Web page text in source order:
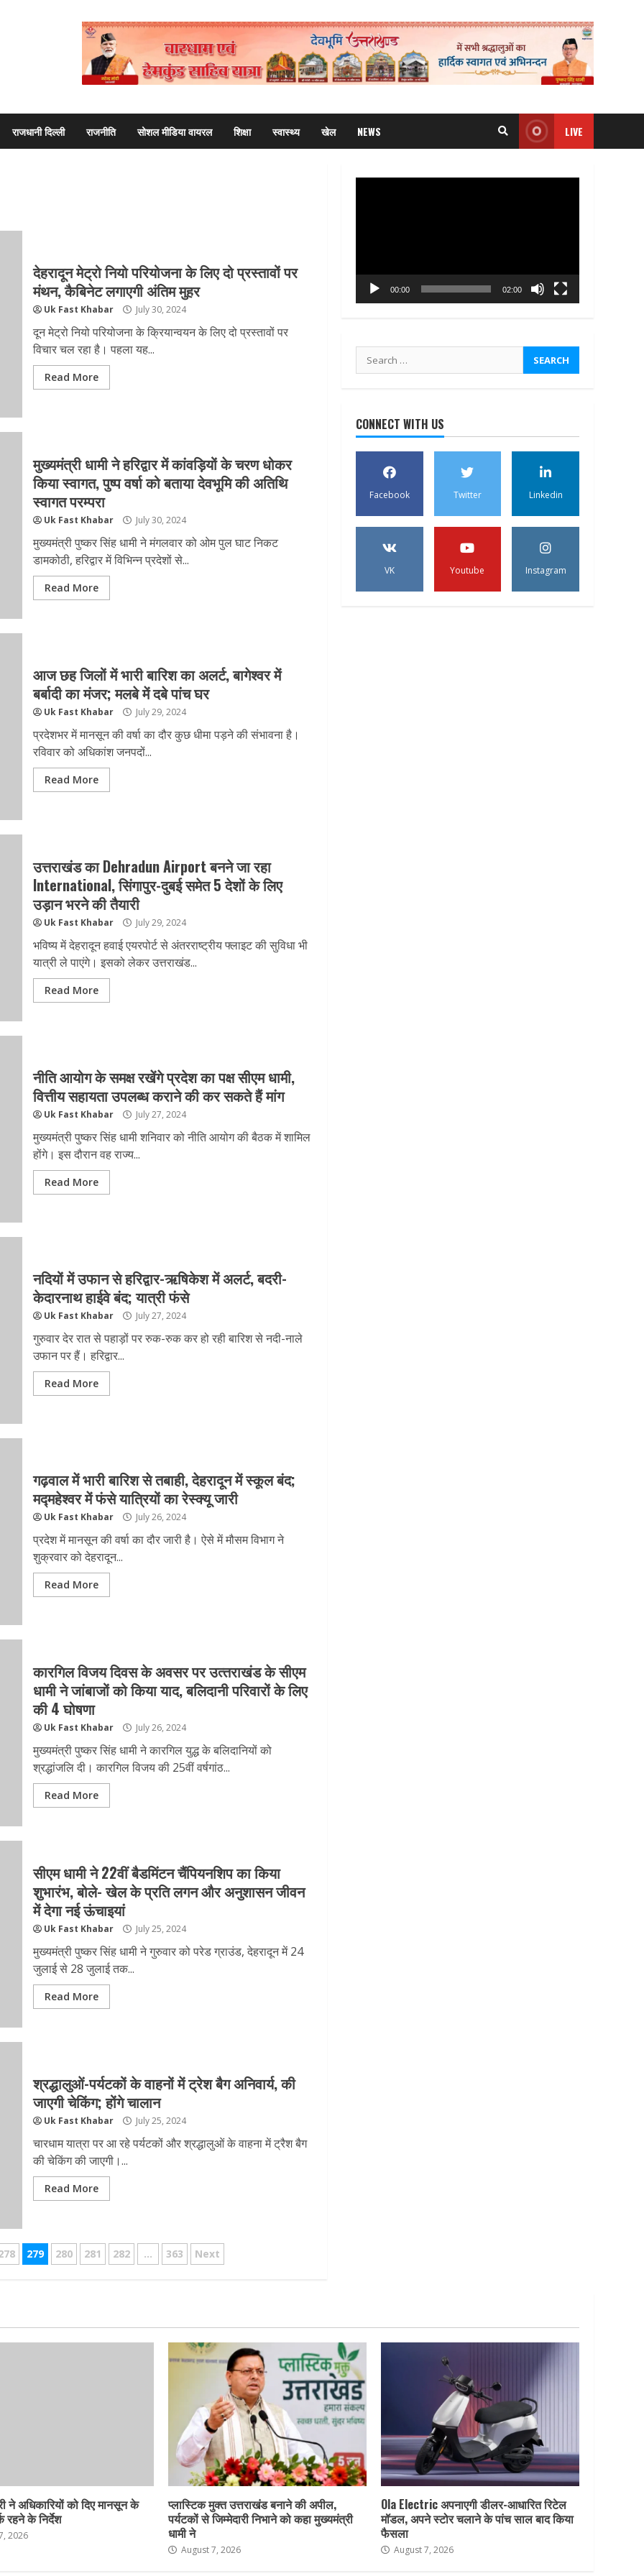
राजधानी दिल्ली राजनीति सोशल मीडिया वायरल शिक्षा स्वास्थ्य खेल NEWS LIVE
देहरादून मेट्रो नियो परियोजना के लिए दो प्रस्तावों पर
मंथन, कैबिनेट लगाएगी अंतिम मुहर
Uk Fast Khabar July 30, 2024
दून मेट्रो नियो परियोजना के क्रियान्वयन के लिए दो प्रस्तावों पर
विचार चल रहा है। पहला यह...
Read More
मुख्यमंत्री धामी ने हरिद्वार में कांवड़ियों के चरण धोकर
किया स्वागत, पुष्प वर्षा को बताया देवभूमि की अतिथि
स्वागत परम्परा
Uk Fast Khabar July 30, 2024
मुख्यमंत्री पुष्कर सिंह धामी ने मंगलवार को ओम पुल घाट निकट
डामकोठी, हरिद्वार में विभिन्न प्रदेशों से...
Read More
आज छह जिलों में भारी बारिश का अलर्ट, बागेश्‍वर में
बर्बादी का मंजर; मलबे में दबे पांच घर
Uk Fast Khabar July 29, 2024
प्रदेशभर में मानसून की वर्षा का दौर कुछ धीमा पड़ने की संभावना है।
रविवार को अधिकांश जनपदों...
Read More
उत्तराखंड का Dehradun Airport बनने जा रहा
International, सिंगापुर-दुबई समेत 5 देशों के लिए
उड़ान भरने की तैयारी
Uk Fast Khabar July 29, 2024
भविष्य में देहरादून हवाई एयरपोर्ट से अंतरराष्ट्रीय फ्लाइट की सुविधा भी
यात्री ले पाएंगे। इसको लेकर उत्तराखंड...
Read More
नीति आयोग के समक्ष रखेंगे प्रदेश का पक्ष सीएम धामी,
वित्तीय सहायता उपलब्ध कराने की कर सकते हैं मांग
Uk Fast Khabar July 27, 2024
मुख्यमंत्री पुष्कर सिंह धामी शनिवार को नीति आयोग की बैठक में शामिल
होंगे। इस दौरान वह राज्य...
Read More
नदियों में उफान से हरिद्वार-ऋषिकेश में अलर्ट, बदरी-
केदारनाथ हाईवे बंद; यात्री फंसे
Uk Fast Khabar July 27, 2024
गुरुवार देर रात से पहाड़ों पर रुक-रुक कर हो रही बारिश से नदी-नाले
उफान पर हैं। हरिद्वार...
Read More
गढ़वाल में भारी बारिश से तबाही, देहरादून में स्‍कूल बंद;
मद्महेश्वर में फंसे यात्रियों का रेस्‍क्‍यू जारी
Uk Fast Khabar July 26, 2024
प्रदेश में मानसून की वर्षा का दौर जारी है। ऐसे में मौसम विभाग ने
शुक्रवार को देहरादून...
Read More
कारगिल विजय दिवस के अवसर पर उत्‍तराखंड के सीएम
धामी ने जांबाजों को किया याद, बलिदानी परिवारों के लिए
की 4 घोषणा
Uk Fast Khabar July 26, 2024
मुख्यमंत्री पुष्कर सिंह धामी ने कारगिल युद्ध के बलिदानियों को
श्रद्धांजलि दी। कारगिल विजय की 25वीं वर्षगांठ...
Read More
सीएम धामी ने 22वीं बैडमिंटन चैंपियनशिप का किया
शुभारंभ, बोले- खेल के प्रति लगन और अनुशासन जीवन
में देगा नई ऊंचाइयां
Uk Fast Khabar July 25, 2024
मुख्यमंत्री पुष्कर सिंह धामी ने गुरुवार को परेड ग्राउंड, देहरादून में 24
जुलाई से 28 जुलाई तक...
Read More
श्रद्धालुओं-पर्यटकों के वाहनों में ट्रेश बैग अनिवार्य, की
जाएगी चेकिंग; होंगे चालान
Uk Fast Khabar July 25, 2024
चारधाम यात्रा पर आ रहे पर्यटकों और श्रद्धालुओं के वाहना में ट्रैश बैग
की चेकिंग की जाएगी।...
Read More
279 280 281 282 … 363 Next
00:00 02:00
Search
for:
CONNECT WITH US
Facebook Twitter Linkedin
VK Youtube Instagram
ने अधिकारियों को दिए मानसून के
रहने के निर्देश
2026
प्लास्टिक मुक्त उत्तराखंड बनाने की अपील,
पर्यटकों से जिम्मेदारी निभाने को कहा मुख्यमंत्री
धामी ने
August 7, 2026
Ola Electric अपनाएगी डीलर-आधारित रिटेल
मॉडल, अपने स्टोर चलाने के पांच साल बाद किया
फैसला
August 7, 2026